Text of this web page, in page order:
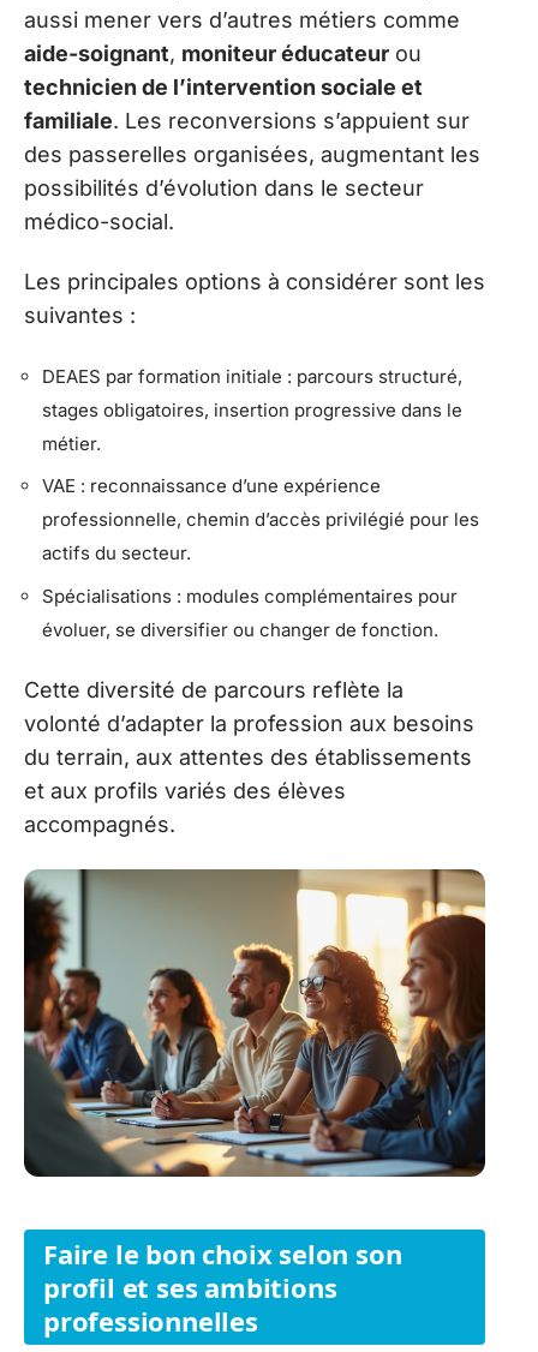
aussi mener vers d’autres métiers comme
aide-soignant, moniteur éducateur ou
technicien de l’intervention sociale et
familiale. Les reconversions s’appuient sur
des passerelles organisées, augmentant les
possibilités d’évolution dans le secteur
médico-social.
Les principales options à considérer sont les
suivantes :
DEAES par formation initiale : parcours structuré,
stages obligatoires, insertion progressive dans le
métier.
VAE : reconnaissance d’une expérience
professionnelle, chemin d’accès privilégié pour les
actifs du secteur.
Spécialisations : modules complémentaires pour
évoluer, se diversifier ou changer de fonction.
Cette diversité de parcours reflète la
volonté d’adapter la profession aux besoins
du terrain, aux attentes des établissements
et aux profils variés des élèves
accompagnés.
Faire le bon choix selon son
profil et ses ambitions
professionnelles